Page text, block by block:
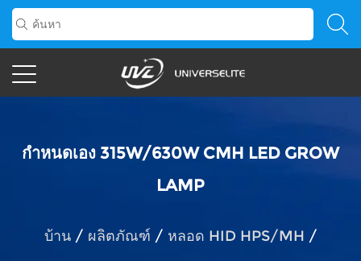
กำหนดเอง 315W/630W CMH LED GROW
LAMP
บ้าน/ ผลิตภัณฑ์ / หลอด HID HPS/MH /